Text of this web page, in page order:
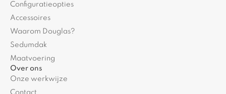
Configuratieopties
Accessoires
Waarom Douglas?
Sedumdak
Maatvoering
Over ons
Onze werkwijze
Contact